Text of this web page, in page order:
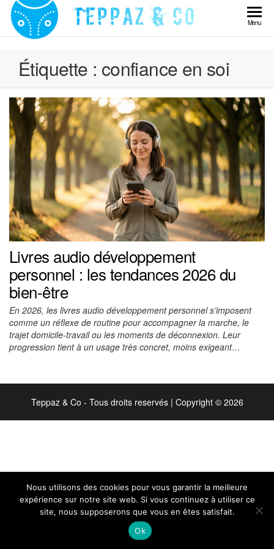
Skip
content
Teppaz
Menu
Étiquette : confiance en soi
Livres audio développement
personnel : les tendances 2026 du
bien-être
En 2026, les livres audio développement personnel s’imposent
comme un réflexe de routine pour accompagner la marche, le
trajet domicile-travail ou les moments de déconnexion. Leur
progression tient à un usage très concret, moins exigeant…
Teppaz & Co - Tous droits reservés | Copyright © 2026
Nous utilisons des cookies pour vous garantir la meilleure
expérience sur notre site web. Si vous continuez à utiliser ce
site, nous supposerons que vous en êtes satisfait.
Ok